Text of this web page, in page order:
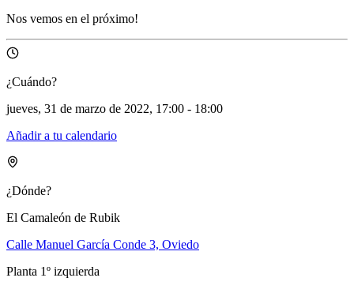
Nos vemos en el próximo!
¿Cuándo?
jueves, 31 de marzo de 2022, 17:00 - 18:00
Añadir a tu calendario
¿Dónde?
El Camaleón de Rubik
Calle Manuel García Conde 3, Oviedo
Planta 1º izquierda